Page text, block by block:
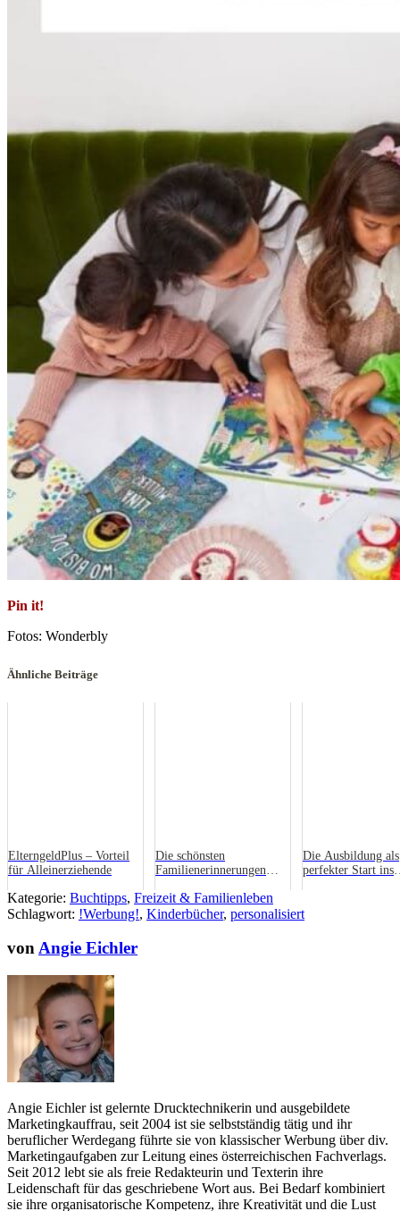
Pin it!
Fotos: Wonderbly
Ähnliche Beiträge
ElterngeldPlus – Vorteil
für Alleinerziehende
Die schönsten
Familienerinnerungen
Die Ausbildung als
perfekter Start ins
Kategorie: Buchtipps, Freizeit & Familienleben
Schlagwort: !Werbung!, Kinderbücher, personalisiert
vonAngie Eichler
Angie Eichler ist gelernte Drucktechnikerin und ausgebildete
Marketingkauffrau, seit 2004 ist sie selbstständig tätig und ihr
beruflicher Werdegang führte sie von klassischer Werbung über div.
Marketingaufgaben zur Leitung eines österreichischen Fachverlags.
Seit 2012 lebt sie als freie Redakteurin und Texterin ihre
Leidenschaft für das geschriebene Wort aus. Bei Bedarf kombiniert
sie ihre organisatorische Kompetenz, ihre Kreativität und die Lust